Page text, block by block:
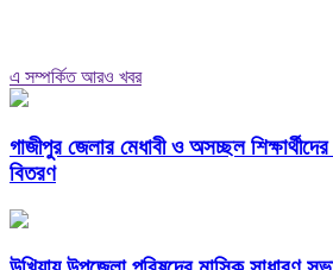
এ সম্পর্কিত আরও খবর
গাজীপুর জেলার মেধাবী ও অসচ্ছল
বিতরণ